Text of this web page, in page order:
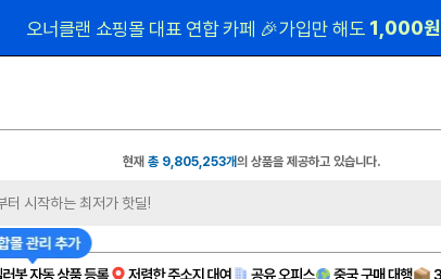
오너클랜 쇼핑몰 대표 연합 카페 🎉가입만 해도 1,000원
현재총 9,805,253개의 상품을 제공하고 있습니다.